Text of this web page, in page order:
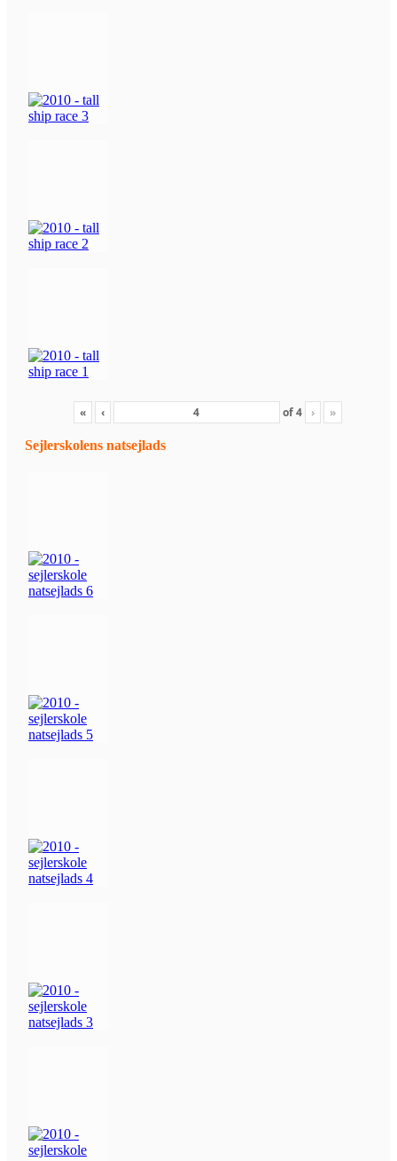
« ‹ of4 › »
Sejlerskolens natsejlads